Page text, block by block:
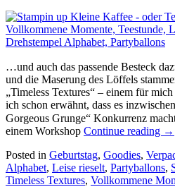
…und auch das passende Besteck
und die Maserung des Löffels
„Timeless Textures“ – einem für
ich schon erwähnt, dass es
Gorgeous Grunge“ Konkurrenz
einem Workshop Continue reading →
Posted in Geburtstag, Goodies,
Alphabet, Leise rieselt, Partyballons,
Timeless Textures, Vollkommene